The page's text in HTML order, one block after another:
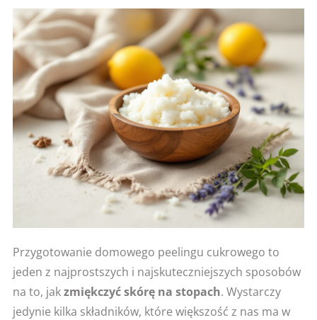
Przygotowanie domowego peelingu cukrowego to
jeden z najprostszych i najskuteczniejszych sposobów
na to, jakzmiękczyć skórę na stopach. Wystarczy
jedynie kilka składników, które większość z nas ma w